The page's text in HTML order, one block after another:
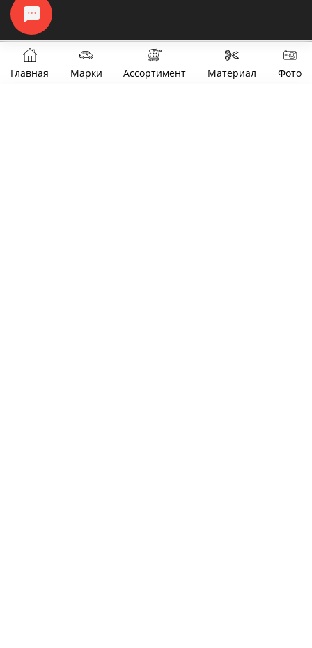
Главная Марки Ассортимент Материал Фото